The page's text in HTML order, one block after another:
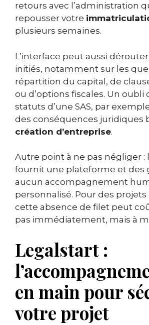
retours avec l’administration
repousser votre
plusieurs semaines.
L’interface peut aussi
initiés, notamment sur les
répartition du capital, de
ou d’options fiscales. Un oubli
statuts d’une SAS, par
des conséquences juridiques
création d’entreprise.
Autre point à ne pas négliger :
fournit une plateforme et des
aucun accompagnement
personnalisé. Pour des
cette absence de filet peut
pas immédiatement, mais à
Legalstart :
en main pour
votre projet